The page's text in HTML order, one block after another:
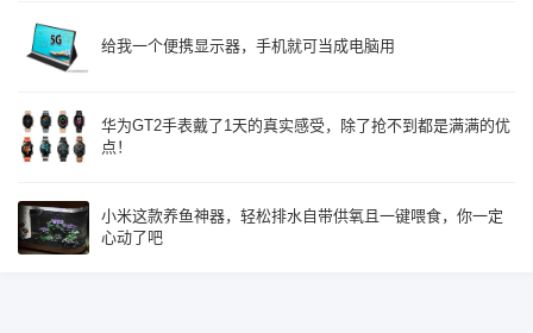
给我一个便携显示器，手机就可当成电脑用
华为GT2手表戴了1天的真实感受，除了抢不到都是满满的优
点！
小米这款养鱼神器，轻松排水自带供氧且一键喂食，你一定
心动了吧